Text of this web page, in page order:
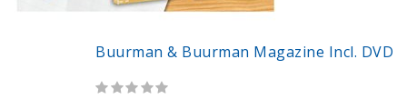
Buurman & Buurman Magazine Incl. DVD